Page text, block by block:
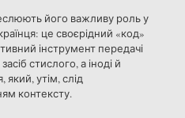
його важливу роль у
це своєрідний «код»
інструмент передачі
стислого, а іноді й
який, утім, слід
контексту.